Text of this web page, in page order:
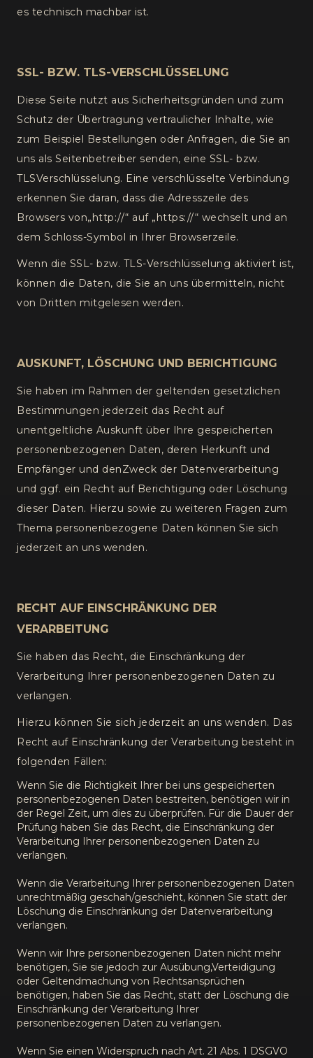
es technisch machbar ist.
SSL- BZW. TLS-VERSCHLÜSSELUNG
Diese Seite nutzt aus Sicherheitsgründen und zum
Schutz der Übertragung vertraulicher Inhalte, wie
zum Beispiel Bestellungen oder Anfragen, die Sie an
uns als Seitenbetreiber senden, eine SSL- bzw.
TLSVerschlüsselung. Eine verschlüsselte Verbindung
erkennen Sie daran, dass die Adresszeile des
Browsers von„http://“ auf „https://“ wechselt und an
dem Schloss-Symbol in Ihrer Browserzeile.
Wenn die SSL- bzw. TLS-Verschlüsselung aktiviert ist,
können die Daten, die Sie an uns übermitteln, nicht
von Dritten mitgelesen werden.
AUSKUNFT, LÖSCHUNG UND BERICHTIGUNG
Sie haben im Rahmen der geltenden gesetzlichen
Bestimmungen jederzeit das Recht auf
unentgeltliche Auskunft über Ihre gespeicherten
personenbezogenen Daten, deren Herkunft und
Empfänger und denZweck der Datenverarbeitung
und ggf. ein Recht auf Berichtigung oder Löschung
dieser Daten. Hierzu sowie zu weiteren Fragen zum
Thema personenbezogene Daten können Sie sich
jederzeit an uns wenden.
RECHT AUF EINSCHRÄNKUNG DER
VERARBEITUNG
Sie haben das Recht, die Einschränkung der
Verarbeitung Ihrer personenbezogenen Daten zu
verlangen.
Hierzu können Sie sich jederzeit an uns wenden. Das
Recht auf Einschränkung der Verarbeitung besteht in
folgenden Fällen:
Wenn Sie die Richtigkeit Ihrer bei uns gespeicherten
personenbezogenen Daten bestreiten, benötigen wir in
der Regel Zeit, um dies zu überprüfen. Für die Dauer der
Prüfung haben Sie das Recht, die Einschränkung der
Verarbeitung Ihrer personenbezogenen Daten zu
verlangen.
Wenn die Verarbeitung Ihrer personenbezogenen Daten
unrechtmäßig geschah/geschieht, können Sie statt der
Löschung die Einschränkung der Datenverarbeitung
verlangen.
Wenn wir Ihre personenbezogenen Daten nicht mehr
benötigen, Sie sie jedoch zur Ausübung,Verteidigung
oder Geltendmachung von Rechtsansprüchen
benötigen, haben Sie das Recht, statt der Löschung die
Einschränkung der Verarbeitung Ihrer
personenbezogenen Daten zu verlangen.
Wenn Sie einen Widerspruch nach Art. 21 Abs. 1 DSGVO